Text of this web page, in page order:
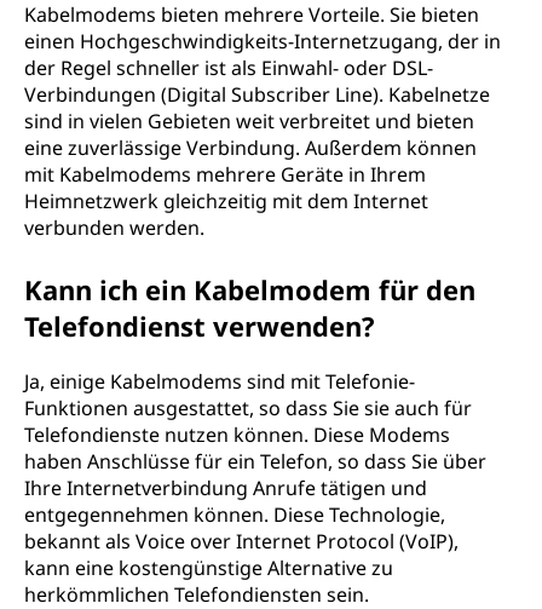
Kabelmodems bieten mehrere Vorteile. Sie bieten
einen Hochgeschwindigkeits-Internetzugang, der in
der Regel schneller ist als Einwahl- oder DSL-
Verbindungen (Digital Subscriber Line). Kabelnetze
sind in vielen Gebieten weit verbreitet und bieten
eine zuverlässige Verbindung. Außerdem können
mit Kabelmodems mehrere Geräte in Ihrem
Heimnetzwerk gleichzeitig mit dem Internet
verbunden werden.
Kann ich ein Kabelmodem für den
Telefondienst verwenden?
Ja, einige Kabelmodems sind mit Telefonie-
Funktionen ausgestattet, so dass Sie sie auch für
Telefondienste nutzen können. Diese Modems
haben Anschlüsse für ein Telefon, so dass Sie über
Ihre Internetverbindung Anrufe tätigen und
entgegennehmen können. Diese Technologie,
bekannt als Voice over Internet Protocol (VoIP),
kann eine kostengünstige Alternative zu
herkömmlichen Telefondiensten sein.